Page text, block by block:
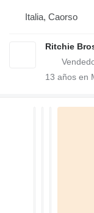
Italia, Caorso
Ritchie
13 años en